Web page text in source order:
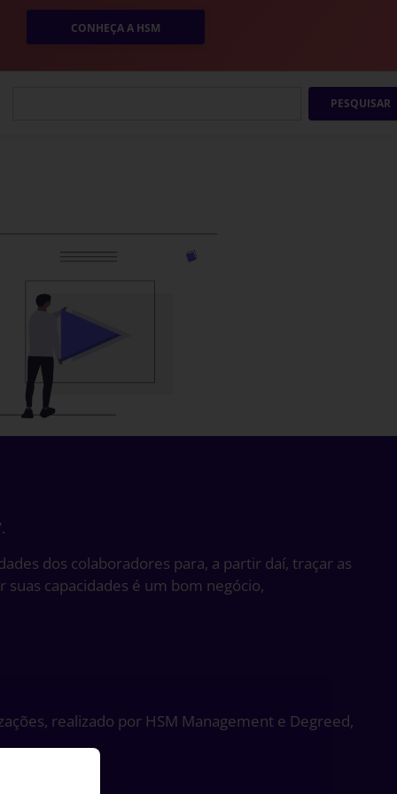
CONHEÇA A HSM
PESQUISAR
dos colaboradores para, a partir daí, traçar as
capacidades é um bom negócio,
realizado por HSM Management e Degreed,